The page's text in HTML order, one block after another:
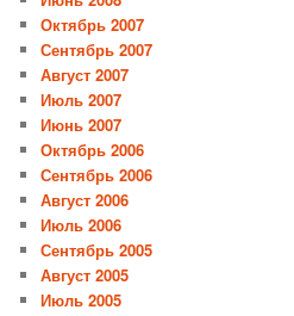
Октябрь 2007
Сентябрь 2007
Август 2007
Июль 2007
Июнь 2007
Октябрь 2006
Сентябрь 2006
Август 2006
Июль 2006
Сентябрь 2005
Август 2005
Июль 2005